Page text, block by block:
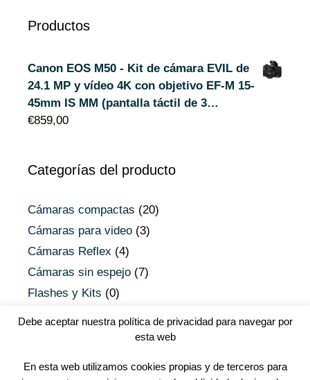
Productos
Canon EOS M50 - Kit de cámara EVIL de
24.1 MP y vídeo 4K con objetivo EF-M 15-
45mm IS MM (pantalla táctil de 3…
€859,00
Categorías del producto
Cámaras compactas (20)
Cámaras para video (3)
Cámaras Reflex (4)
Cámaras sin espejo (7)
Flashes y Kits (0)
Youtubers
Debe aceptar nuestra política de privacidad para navegar por
esta web
En esta web utilizamos cookies propias y de terceros para